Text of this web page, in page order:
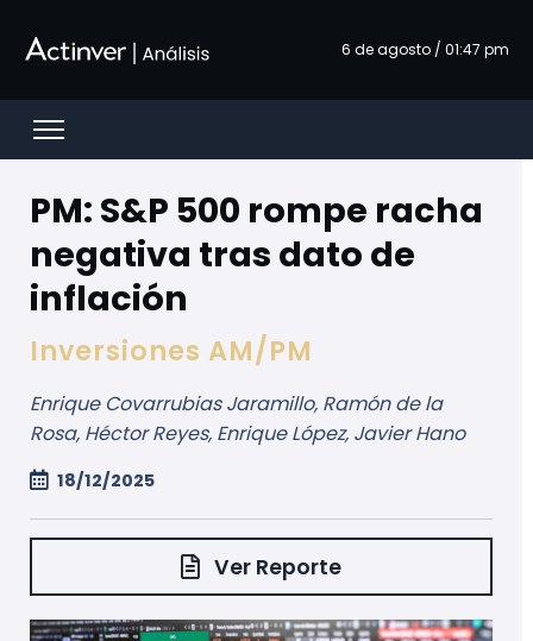
6 de agosto / 01:47 pm
Open menu
PM: S&P 500 rompe racha
negativa tras dato de
inflación
Inversiones AM/PM
Enrique Covarrubias Jaramillo, Ramón de la
Rosa, Héctor Reyes, Enrique López, Javier Hano
18/12/2025
Ver Reporte